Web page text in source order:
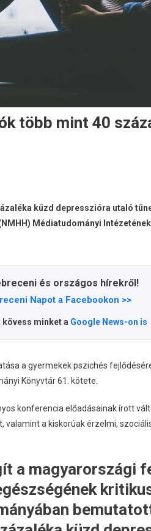
több mint 40
küzd depresszióra utaló
Médiatudományi
és országos hírekről!
Napot a Facebookon >>
minket a Google News-on is
a gyermekek pszichés
Könyvtár 61. kötete.
konferencia előadásainak írott
a kiskorúak érzelmi,
a magyarországi